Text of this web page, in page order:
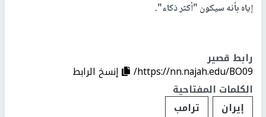
إياه بأنه سيكون "أكثر ذكاء".
رابط قصير
https://nn.najah.edu/BO09/
إنسخ الرابط
الكلمات المفتاحية
إيران
ترامب